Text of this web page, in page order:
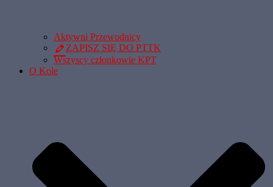
Aktywni Przewodnicy
ZAPISZ SIĘ DO PTTK
Wszyscy członkowie KPT
O Kole